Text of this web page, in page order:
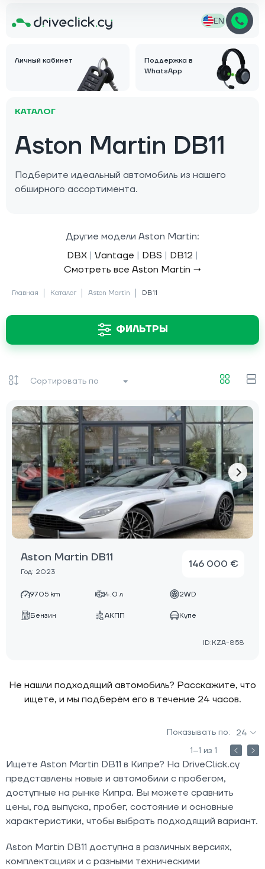
EN
Личный кабинет
Поддержка в
WhatsApp
КАТАЛОГ
Aston Martin DB11
Подберите идеальный автомобиль из нашего
обширного ассортимента.
Другие модели Aston Martin:
DBX | Vantage | DBS | DB12 |
Смотреть все Aston Martin →
Главная Каталог Aston Martin DB11
ФИЛЬТРЫ
Aston Martin DB11
Год: 2023
146 000 €
9705 km 4.0 л 2WD
Бензин АКПП Купе
ID:KZA-858
Не нашли подходящий автомобиль? Расскажите, что
ищете, и мы подберём его в течение 24 часов.
Показывать по:
24
1–1 из 1
Ищете Aston Martin DB11 в Кипре? На DriveClick.cy
представлены новые и автомобили с пробегом,
доступные на рынке Кипра. Вы можете сравнить
цены, год выпуска, пробег, состояние и основные
характеристики, чтобы выбрать подходящий вариант.
Aston Martin DB11 доступна в различных версиях,
комплектациях и с разными техническими